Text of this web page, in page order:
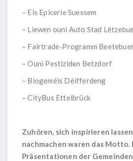
– Eis Epicerie Suessem
– Liewen ouni Auto Stad
– Fairtrade-Programm
– Ouni Pestiziden Betzdorf
– Biogeméis Déifferdeng
– CityBus Ettelbrück
Zuhören, sich inspirieren
nachmachen waren das Motto.
Präsentationen der